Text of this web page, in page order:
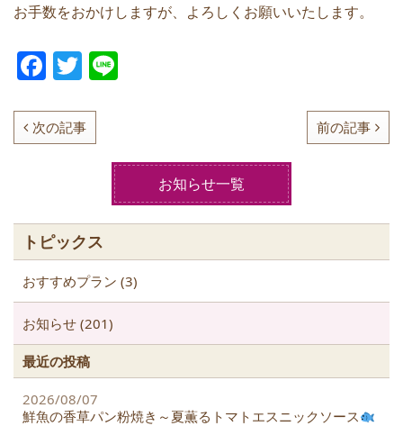
お手数をおかけしますが、よろしくお願いいたします。
F
c
e
o
k
T
itt
er
次の記事 前の記事
お知らせ一覧
トピックス
おすすめプラン (3)
お知らせ (201)
最近の投稿
2026/08/07
鮮魚の香草パン粉焼き～夏薫るトマトエスニックソース